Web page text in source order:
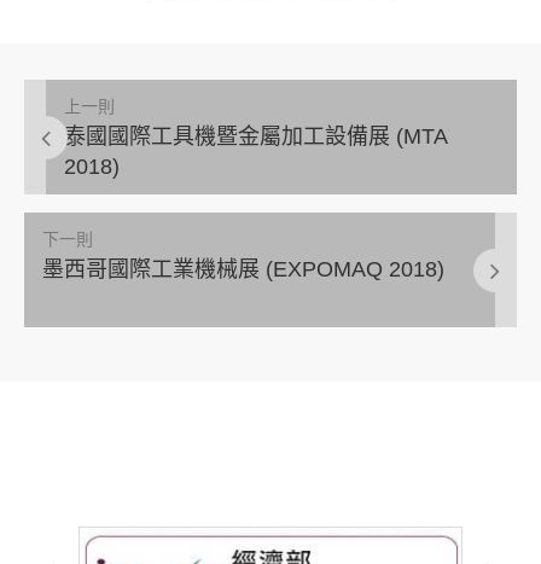
上一則
泰國國際工具機暨金屬加工設備展 (MTA
2018)
下一則
墨西哥國際工業機械展 (EXPOMAQ 2018)